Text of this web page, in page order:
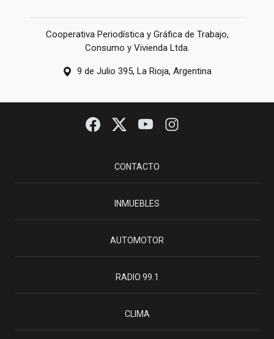
Cooperativa Periodística y Gráfica de Trabajo,
Consumo y Vivienda Ltda.
9 de Julio 395, La Rioja, Argentina
CONTACTO
INMUEBLES
AUTOMOTOR
RADIO 99.1
CLIMA